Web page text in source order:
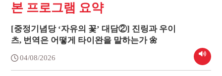
본 프로그램 요약
[중정기념당 ‘자유의 꽃’ 대담②] 진링과 우이
츠, 번역은 어떻게 타이완을 말하는가 🌼
04/08/2026